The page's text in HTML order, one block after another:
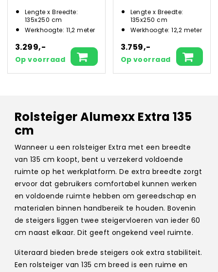
Lengte x Breedte:
135x250 cm
Werkhoogte: 11,2 meter
3.299,-
Op voorraad
Lengte x Breedte:
135x250 cm
Werkhoogte: 12,2 meter
3.759,-
Op voorraad
Rolsteiger Alumexx Extra 135
cm
Wanneer u een rolsteiger Extra met een breedte
van 135 cm koopt, bent u verzekerd voldoende
ruimte op het werkplatform. De extra breedte zorgt
ervoor dat gebruikers comfortabel kunnen werken
en voldoende ruimte hebben om gereedschap en
materialen binnen handbereik te houden. Bovenin
de steigers liggen twee steigervloeren van ieder 60
cm naast elkaar. Dit geeft ongekend veel ruimte.
Uiteraard bieden brede steigers ook extra stabiliteit.
Een rolsteiger van 135 cm breed is een ruime en